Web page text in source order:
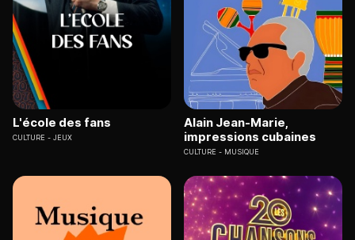
L'école des fans
CULTURE JEUX
Alain Jean-Marie,
impressions cubaines
CULTURE MUSIQUE